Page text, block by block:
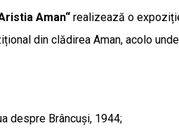
Aman“ realizează o
din clădirea Aman, acolo
despre Brâncuși, 1944;